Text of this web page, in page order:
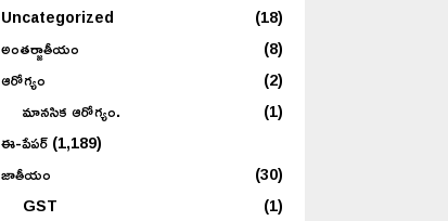
Uncategorized
(18)
అంతర్జాతీయం
(8)
ఆరోగ్యం
(2)
మానసిక ఆరోగ్యం.
(1)
ఈ-పేపర్(1,189)
జాతీయం
(30)
GST
(1)